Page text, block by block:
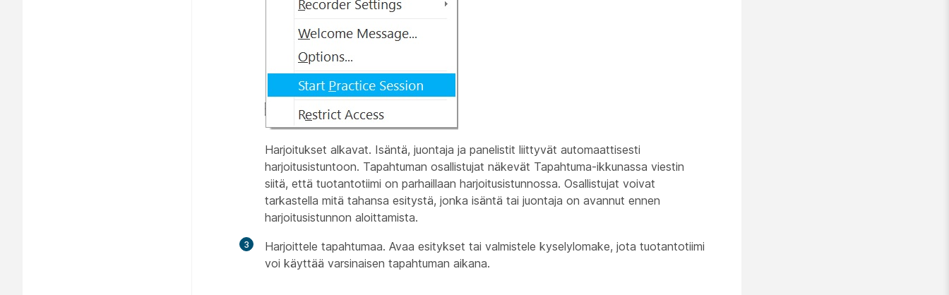
Harjoitukset alkavat. Isäntä, juontaja ja panelistit liittyvät automaattisesti
harjoitusistuntoon. Tapahtuman osallistujat näkevät Tapahtuma-ikkunassa viestin
siitä, että tuotantotiimi on parhaillaan harjoitusistunnossa. Osallistujat voivat
tarkastella mitä tahansa esitystä, jonka isäntä tai juontaja on avannut ennen
harjoitusistunnon aloittamista.
3
Harjoittele tapahtumaa. Avaa esitykset tai valmistele kyselylomake, jota tuotantotiimi
voi käyttää varsinaisen tapahtuman aikana.